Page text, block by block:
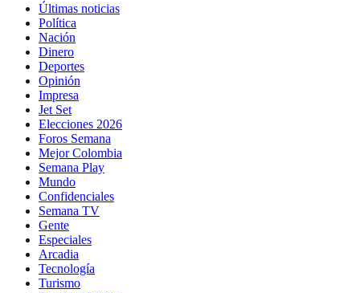
Últimas noticias
Política
Nación
Dinero
Deportes
Opinión
Impresa
Jet Set
Elecciones 2026
Foros Semana
Mejor Colombia
Semana Play
Mundo
Confidenciales
Semana TV
Gente
Especiales
Arcadia
Tecnología
Turismo